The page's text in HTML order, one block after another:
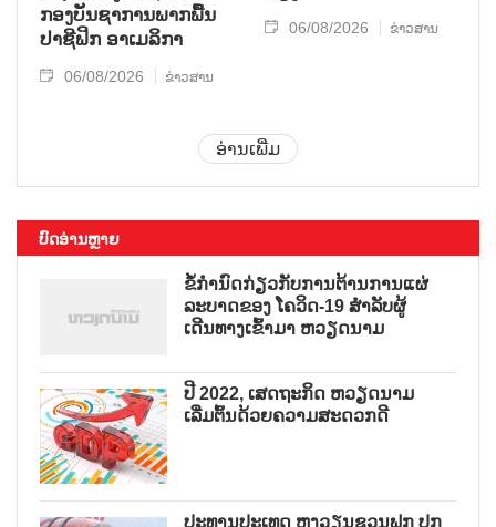
ກອງ​ບັນ​ຊາ​ການພາກ​ພື້ນ​
ປາ​ຊີ​ຟິກ ອາ​ເມ​ລິ​ກາ
06/08/2026 ຂ່າວສານ
06/08/2026 ຂ່າວສານ
ອ່ານເພີ່ມ
ບົດອ່ານຫຼາຍ
ຂໍ້ກຳນົດກ່ຽວກັບການຕ້ານການແຜ່
ລະບາດຂອງ ໂຄວິດ-19 ສຳລັບຜູ້
ເດີນທາງເຂົ້າມາ ຫວຽດນາມ
ປີ 2022, ເສດຖະກິດ ຫວຽດນາມ
ເລີ່ມຕົ້ນດ້ວຍຄວາມສະດວກດີ
ປະທານປະເທດ ຫງວຽນຊວນຟຸກ ປຸກ